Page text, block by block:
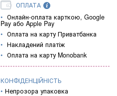
ОПЛАТА
Онлайн-оплата карткою, Google
Pay або Apple Pay
Оплата на карту Приватбанка
Накладений платіж
Оплата на карту Monobank
КОНФІДЕНЦІЙНІСТЬ
Непрозора упаковка